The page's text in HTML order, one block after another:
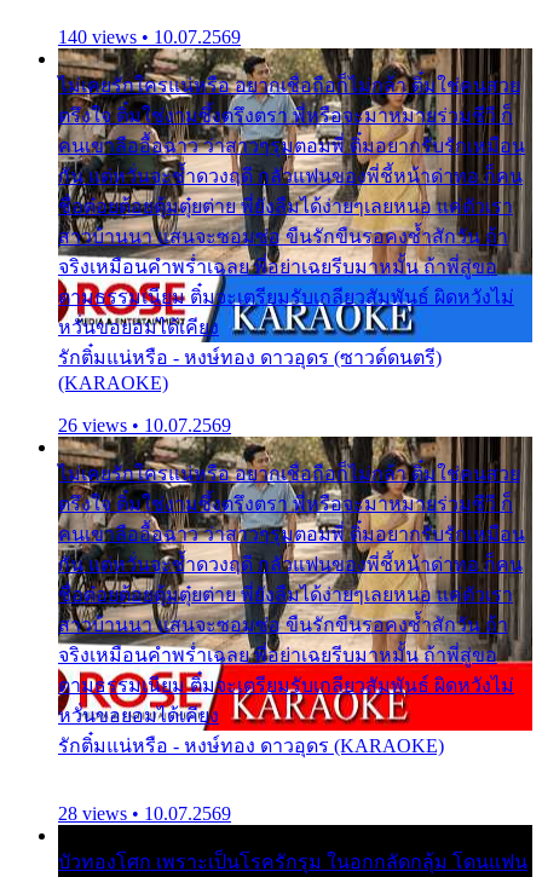
140 views • 10.07.2569
ไม่เคยรักใครแน่หรือ อยากเชื่อถือก็ไม่กล้า ติ๋มใช่คนสวย
ตรึงใจ ติ๋มใช่งามซึ้งตรึงตรา พี่หรือจะมาหมายร่วมชีวี ก็
คนเขาลืออื้อฉาว ว่าสาวๆรุมตอมพี่ ติ๋มอยากรับรักเหมือน
กัน แต่หวั่นจะช้ำดวงฤดี กลัวแฟนของพี่ชี้หน้าด่าทอ ก็คน
ชื่อต๋อยต้อยตุ้มตุ๋ยต่าย พี่ยังลืมได้ง่ายๆเลยหนอ แค่ตัวเรา
สาวบ้านนา แสนจะซอมซ่อ ขืนรักขืนรอคงช้ำสักวัน ถ้า
จริงเหมือนคำพร่ำเฉลย พี่อย่าเฉยรีบมาหมั้น ถ้าพี่สู่ขอ
ตามธรรมเนียม ติ๋มจะเตรียมรับเกลียวสัมพันธ์ ผิดหวังไม่
หวั่นขอยอมได้เคียง
รักติ๋มแน่หรือ - หงษ์ทอง ดาวอุดร (ซาวด์ดนตรี)
(KARAOKE)
26 views • 10.07.2569
ไม่เคยรักใครแน่หรือ อยากเชื่อถือก็ไม่กล้า ติ๋มใช่คนสวย
ตรึงใจ ติ๋มใช่งามซึ้งตรึงตรา พี่หรือจะมาหมายร่วมชีวี ก็
คนเขาลืออื้อฉาว ว่าสาวๆรุมตอมพี่ ติ๋มอยากรับรักเหมือน
กัน แต่หวั่นจะช้ำดวงฤดี กลัวแฟนของพี่ชี้หน้าด่าทอ ก็คน
ชื่อต๋อยต้อยตุ้มตุ๋ยต่าย พี่ยังลืมได้ง่ายๆเลยหนอ แค่ตัวเรา
สาวบ้านนา แสนจะซอมซ่อ ขืนรักขืนรอคงช้ำสักวัน ถ้า
จริงเหมือนคำพร่ำเฉลย พี่อย่าเฉยรีบมาหมั้น ถ้าพี่สู่ขอ
ตามธรรมเนียม ติ๋มจะเตรียมรับเกลียวสัมพันธ์ ผิดหวังไม่
หวั่นขอยอมได้เคียง
รักติ๋มแน่หรือ - หงษ์ทอง ดาวอุดร (KARAOKE)
28 views • 10.07.2569
บัวทองโศก เพราะเป็นโรครักรุม ในอกกลัดกลุ้ม โดนแฟน